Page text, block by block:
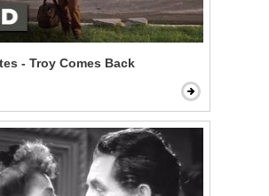
- Troy Comes Back